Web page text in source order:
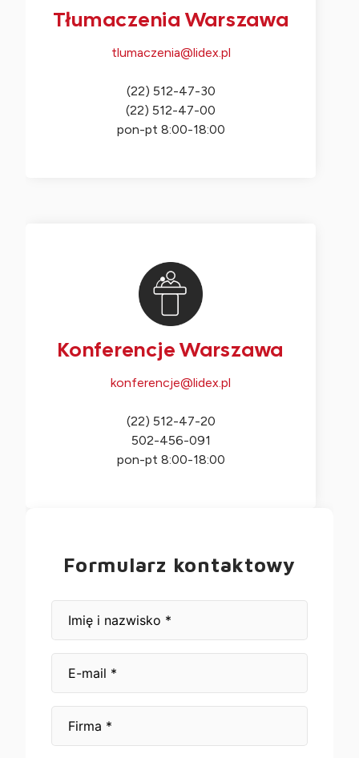
Tłumaczenia Warszawa
tlumaczenia@lidex.pl
(22) 512-47-30
(22) 512-47-00
pon-pt 8:00-18:00
Konferencje Warszawa
konferencje@lidex.pl
(22) 512-47-20
502-456-091
pon-pt 8:00-18:00
Formularz kontaktowy